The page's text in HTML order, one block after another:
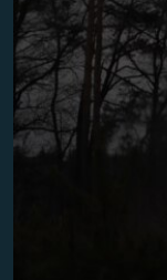
ПОДКАСТИ
КРИМ РЕАЛІЇ
РУС
УКР